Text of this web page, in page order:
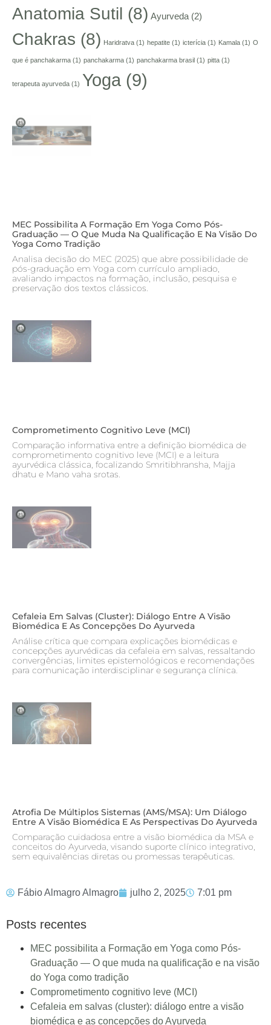
Anatomia Sutil (8) Ayurveda (2)
Chakras (8) Haridratva (1) hepatite (1) icterícia (1) Kamala (1) O
que é panchakarma (1) panchakarma (1) panchakarma brasil (1) pitta (1)
terapeuta ayurveda (1) Yoga (9)
MEC Possibilita A Formação Em Yoga Como Pós-
Graduação — O Que Muda Na Qualificação E Na Visão Do
Yoga Como Tradição
Analisa decisão do MEC (2025) que abre possibilidade de
pós-graduação em Yoga com currículo ampliado,
avaliando impactos na formação, inclusão, pesquisa e
preservação dos textos clássicos.
Comprometimento Cognitivo Leve (MCI)
Comparação informativa entre a definição biomédica de
comprometimento cognitivo leve (MCI) e a leitura
ayurvédica clássica, focalizando Smritibhransha, Majja
dhatu e Mano vaha srotas.
Cefaleia Em Salvas (cluster): Diálogo Entre A Visão
Biomédica E As Concepções Do Ayurveda
Análise crítica que compara explicações biomédicas e
concepções ayurvédicas da cefaleia em salvas, ressaltando
convergências, limites epistemológicos e recomendações
para comunicação interdisciplinar e segurança clínica.
Atrofia De Múltiplos Sistemas (AMS/MSA): Um Diálogo
Entre A Visão Biomédica E As Perspectivas Do Ayurveda
Comparação cuidadosa entre a visão biomédica da MSA e
conceitos do Ayurveda, visando suporte clínico integrativo,
sem equivalências diretas ou promessas terapêuticas.
Fábio Almagro Almagro julho 2, 2025 7:01 pm
Posts recentes
MEC possibilita a Formação em Yoga como Pós-
Graduação — O que muda na qualificação e na visão
do Yoga como tradição
Comprometimento cognitivo leve (MCI)
Cefaleia em salvas (cluster): diálogo entre a visão
biomédica e as concepções do Ayurveda